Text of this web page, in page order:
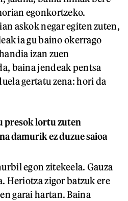
egonkortzeko.
askok negar egiten zuten,
ia gu baino okerrago
izan zuen
baina jendeak pentsa
gertatu zena: hori da
presok lortu zuten
damurik ez duzue saioa
egon zitekeela. Gauza
Heriotza zigor batzuk ere
garai hartan. Baina